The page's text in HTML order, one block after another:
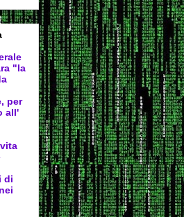
"la
per
all'
di